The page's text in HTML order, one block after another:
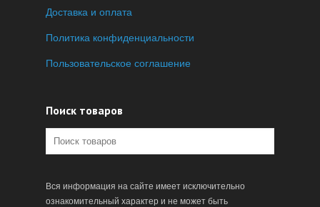
Доставка и оплата
Политика конфиденциальности
Пользовательское соглашение
Поиск товаров
Вся информация на сайте имеет исключительно
ознакомительный характер и не может быть